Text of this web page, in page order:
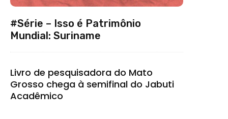
#Série – Isso é Patrimônio
Mundial: Suriname
Livro de pesquisadora do Mato
Grosso chega à semifinal do Jabuti
Acadêmico